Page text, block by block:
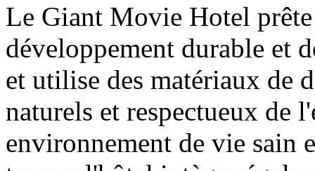
Le Giant Movie Hotel
développement durable et
et utilise des matériaux de
naturels et respectueux de
environnement de vie sain